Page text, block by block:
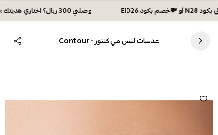
وصلتي 300 ريال؟ اختاري هديتك :🏍 شحن مجاني بكود N28 أو 💸خصم بكود EID26
عدسات لنس مي كنتور - Contour